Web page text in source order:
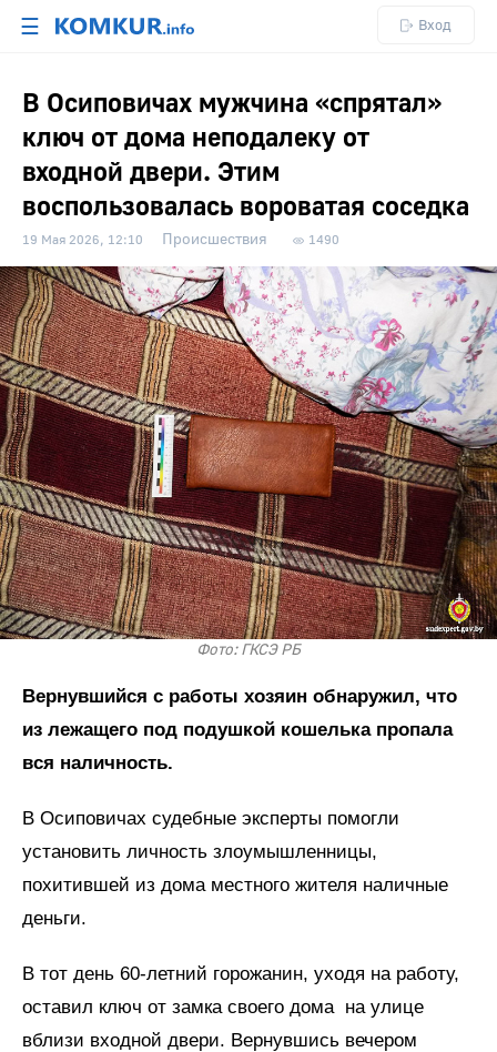
☰ Вход
В Осиповичах мужчина «спрятал»
ключ от дома неподалеку от
входной двери. Этим
воспользовалась вороватая соседка
19 Мая 2026, 12:10 Происшествия 1490
Фото: ГКСЭ РБ
Вернувшийся с работы хозяин обнаружил, что
из лежащего под подушкой кошелька пропала
вся наличность.
В Осиповичах судебные эксперты помогли
установить личность злоумышленницы,
похитившей из дома местного жителя наличные
деньги.
В тот день 60-летний горожанин, уходя на работу,
оставил ключ от замка своего дома на улице
вблизи входной двери. Вернувшись вечером